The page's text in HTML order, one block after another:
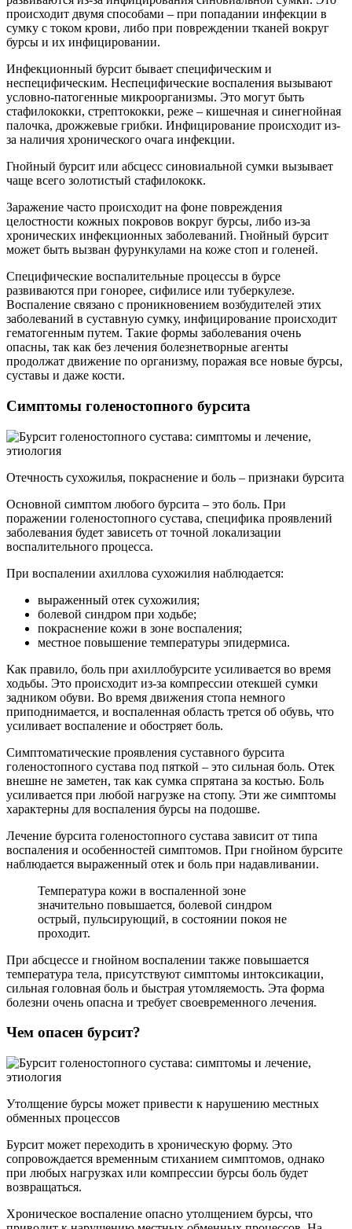
происходит двумя способами – при попадании инфекции в
сумку с током крови, либо при повреждении тканей вокруг
бурсы и их инфицировании.
Инфекционный бурсит бывает специфическим и
неспецифическим. Неспецифические воспаления вызывают
условно-патогенные микроорганизмы. Это могут быть
стафилококки, стрептококки, реже – кишечная и синегнойная
палочка, дрожжевые грибки. Инфицирование происходит из-
за наличия хронического очага инфекции.
Гнойный бурсит или абсцесс синовиальной сумки вызывает
чаще всего золотистый стафилококк.
Заражение часто происходит на фоне повреждения
целостности кожных покровов вокруг бурсы, либо из-за
хронических инфекционных заболеваний. Гнойный бурсит
может быть вызван фурункулами на коже стоп и голеней.
Специфические воспалительные процессы в бурсе
развиваются при гонорее, сифилисе или туберкулезе.
Воспаление связано с проникновением возбудителей этих
заболеваний в суставную сумку, инфицирование происходит
гематогенным путем. Такие формы заболевания очень
опасны, так как без лечения болезнетворные агенты
продолжат движение по организму, поражая все новые бурсы,
суставы и даже кости.
Симптомы голеностопного бурсита
Отечность сухожилья, покраснение и боль – признаки бурсита
Основной симптом любого бурсита – это боль. При
поражении голеностопного сустава, специфика проявлений
заболевания будет зависеть от точной локализации
воспалительного процесса.
При воспалении ахиллова сухожилия наблюдается:
выраженный отек сухожилия;
болевой синдром при ходьбе;
покраснение кожи в зоне воспаления;
местное повышение температуры эпидермиса.
Как правило, боль при ахиллобурсите усиливается во время
ходьбы. Это происходит из-за компрессии отекшей сумки
задником обуви. Во время движения стопа немного
приподнимается, и воспаленная область трется об обувь, что
усиливает воспаление и обостряет боль.
Симптоматические проявления суставного бурсита
голеностопного сустава под пяткой – это сильная боль. Отек
внешне не заметен, так как сумка спрятана за костью. Боль
усиливается при любой нагрузке на стопу. Эти же симптомы
характерны для воспаления бурсы на подошве.
Лечение бурсита голеностопного сустава зависит от типа
воспаления и особенностей симптомов. При гнойном бурсите
наблюдается выраженный отек и боль при надавливании.
Температура кожи в воспаленной зоне
значительно повышается, болевой синдром
острый, пульсирующий, в состоянии покоя не
проходит.
При абсцессе и гнойном воспалении также повышается
температура тела, присутствуют симптомы интоксикации,
сильная головная боль и быстрая утомляемость. Эта форма
болезни очень опасна и требует своевременного лечения.
Чем опасен бурсит?
Утолщение бурсы может привести к нарушению местных
обменных процессов
Бурсит может переходить в хроническую форму. Это
сопровождается временным стиханием симптомов, однако
при любых нагрузках или компрессии бурсы боль будет
возвращаться.
Хроническое воспаление опасно утолщением бурсы, что